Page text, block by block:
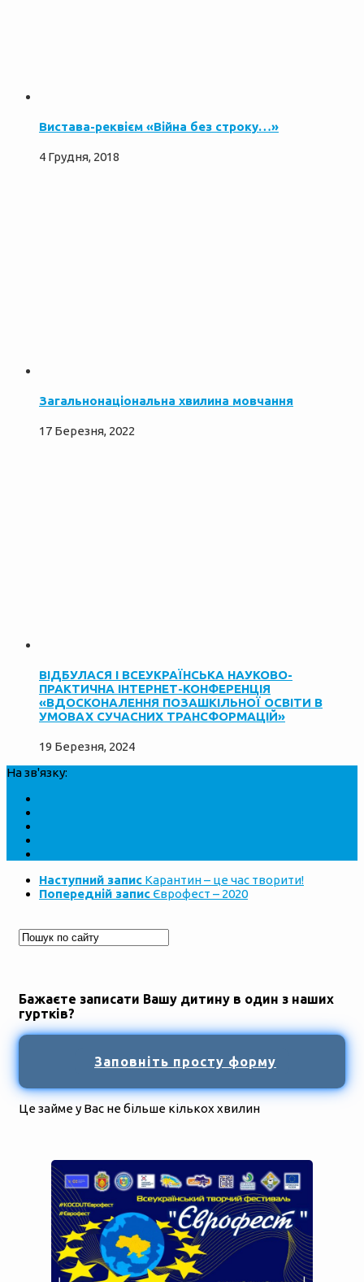
Вистава-реквієм «Війна без строку…»
4 Грудня, 2018
Загальнонаціональна хвилина мовчання
17 Березня, 2022
ВІДБУЛАСЯ І ВСЕУКРАЇНСЬКА НАУКОВО-
ПРАКТИЧНА ІНТЕРНЕТ-КОНФЕРЕНЦІЯ
«ВДОСКОНАЛЕННЯ ПОЗАШКІЛЬНОЇ ОСВІТИ В
УМОВАХ СУЧАСНИХ ТРАНСФОРМАЦІЙ»
19 Березня, 2024
На зв'язку:
Наступний запис Карантин – це час творити!
Попередній запис Єврофест – 2020
Бажаєте записати Вашу дитину в один з наших
гуртків?
Заповніть просту форму
Це займе у Вас не більше кількох хвилин